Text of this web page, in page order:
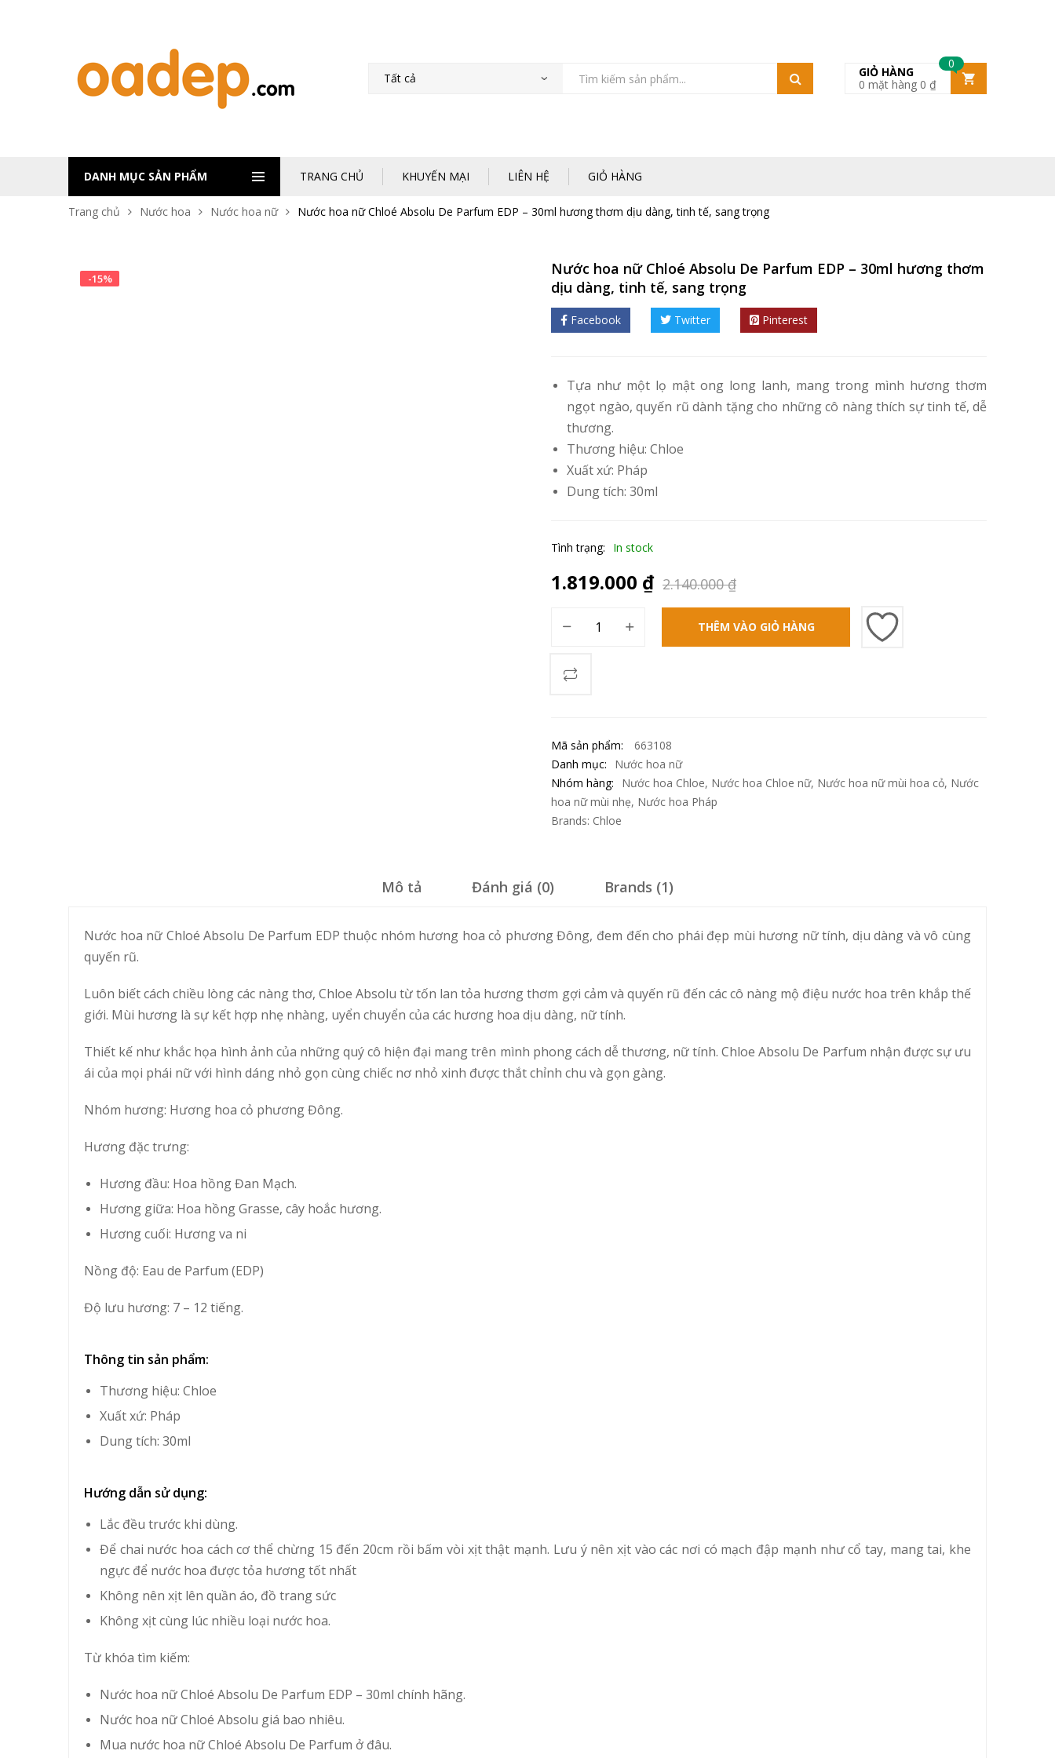
0
GIỎ HÀNG
0 mặt hàng 0 ₫
DANH MỤC SẢN PHẨM TRANG CHỦ KHUYẾN MẠI LIÊN HỆ GIỎ HÀNG
Trang chủ Nước hoa Nước hoa nữ Nước hoa nữ Chloé Absolu De Parfum EDP – 30ml hương thơm dịu dàng, tinh tế, sang trọng
-15%
Nước hoa nữ Chloé Absolu De Parfum EDP – 30ml hương thơm
dịu dàng, tinh tế, sang trọng
Facebook Twitter Pinterest
Tựa như một lọ mật ong long lanh, mang trong mình hương thơm
ngọt ngào, quyến rũ dành tặng cho những cô nàng thích sự tinh tế, dễ
thương.
Thương hiệu: Chloe
Xuất xứ: Pháp
Dung tích: 30ml
Tình trạng: In stock
2.140.000₫
1.819.000 ₫
THÊM VÀO GIỎ HÀNG
Mã sản phẩm:
663108
Danh mục:
Nước hoa nữ
Nhóm hàng:
Nước hoa Chloe, Nước hoa Chloe nữ, Nước hoa nữ mùi hoa cỏ, Nước
hoa nữ mùi nhẹ, Nước hoa Pháp
Brands: Chloe
Mô tả Đánh giá (0) Brands (1)
Nước hoa nữ Chloé Absolu De Parfum EDP thuộc nhóm hương hoa cỏ phương Đông, đem đến cho phái đẹp mùi hương nữ tính, dịu dàng và vô cùng
quyến rũ.
Luôn biết cách chiều lòng các nàng thơ, Chloe Absolu từ tốn lan tỏa hương thơm gợi cảm và quyến rũ đến các cô nàng mộ điệu nước hoa trên khắp thế
giới. Mùi hương là sự kết hợp nhẹ nhàng, uyển chuyển của các hương hoa dịu dàng, nữ tính.
Thiết kế như khắc họa hình ảnh của những quý cô hiện đại mang trên mình phong cách dễ thương, nữ tính. Chloe Absolu De Parfum nhận được sự ưu
ái của mọi phái nữ với hình dáng nhỏ gọn cùng chiếc nơ nhỏ xinh được thắt chỉnh chu và gọn gàng.
Nhóm hương: Hương hoa cỏ phương Đông.
Hương đặc trưng:
Hương đầu: Hoa hồng Đan Mạch.
Hương giữa: Hoa hồng Grasse, cây hoắc hương.
Hương cuối: Hương va ni
Nồng độ: Eau de Parfum (EDP)
Độ lưu hương: 7 – 12 tiếng.
Thông tin sản phẩm:
Thương hiệu: Chloe
Xuất xứ: Pháp
Dung tích: 30ml
Hướng dẫn sử dụng:
Lắc đều trước khi dùng.
Để chai nước hoa cách cơ thể chừng 15 đến 20cm rồi bấm vòi xịt thật mạnh. Lưu ý nên xịt vào các nơi có mạch đập mạnh như cổ tay, mang tai, khe
ngực để nước hoa được tỏa hương tốt nhất
Không nên xịt lên quần áo, đồ trang sức
Không xịt cùng lúc nhiều loại nước hoa.
Từ khóa tìm kiếm:
Nước hoa nữ Chloé Absolu De Parfum EDP – 30ml chính hãng.
Nước hoa nữ Chloé Absolu giá bao nhiêu.
Mua nước hoa nữ Chloé Absolu De Parfum ở đâu.